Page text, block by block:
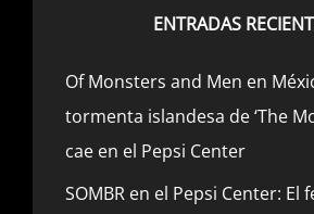
ENTRADAS
Of Monsters and Men en
tormenta islandesa de ‘The
cae en el Pepsi Center
SOMBR en el Pepsi Center: El